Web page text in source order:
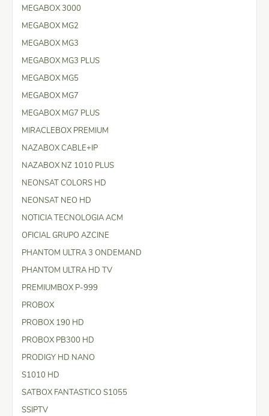
MEGABOX 3000
MEGABOX MG2
MEGABOX MG3
MEGABOX MG3 PLUS
MEGABOX MG5
MEGABOX MG7
MEGABOX MG7 PLUS
MIRACLEBOX PREMIUM
NAZABOX CABLE+IP
NAZABOX NZ 1010 PLUS
NEONSAT COLORS HD
NEONSAT NEO HD
NOTICIA TECNOLOGIA ACM
OFICIAL GRUPO AZCINE
PHANTOM ULTRA 3 ONDEMAND
PHANTOM ULTRA HD TV
PREMIUMBOX P-999
PROBOX
PROBOX 190 HD
PROBOX PB300 HD
PRODIGY HD NANO
S1010 HD
SATBOX FANTASTICO S1055
SSIPTV